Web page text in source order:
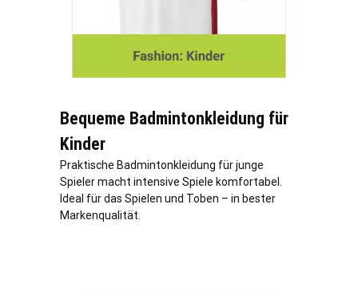
Bequeme Badmintonkleidung für
Kinder
Praktische Badmintonkleidung für junge
Spieler macht intensive Spiele komfortabel.
Ideal für das Spielen und Toben – in bester
Markenqualität.